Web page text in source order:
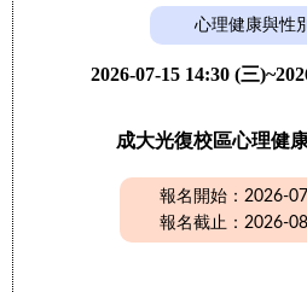
心理健康與性
2026-07-15 14:30 (三
成大光復校區心理健
報名開始：2026-
報名截止：2026-